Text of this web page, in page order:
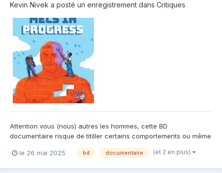
Kevin Nivek a posté un enregistrement dans Critiques
Attention vous (nous) autres les hommes, cette BD
documentaire risque de titiller certains comportements ou même
du domaine conscient ou inconscient, le travail de ce duo
le 26 mai 2025 bd documentaire (et 2 en plus)